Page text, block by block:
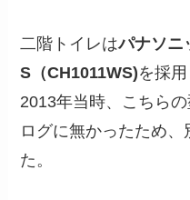
二階トイレはパナソニ
S（CH1011WS)を採用
2013年当時、こちら
ログに無かったため
た。